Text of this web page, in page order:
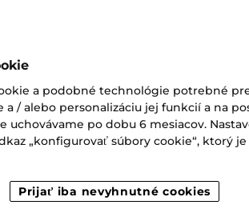
ZÁKAZNÍCKY
Zákaznícky servis je
čase od 9:00 – 16:00.
a podobné technológie potrebné
a / alebo personalizáciu jej funkcií a na
uchovávame po dobu 6 mesiacov.
„konfigurovať súbory cookie“, ktorý
Prijať iba nevyhnutné cookies